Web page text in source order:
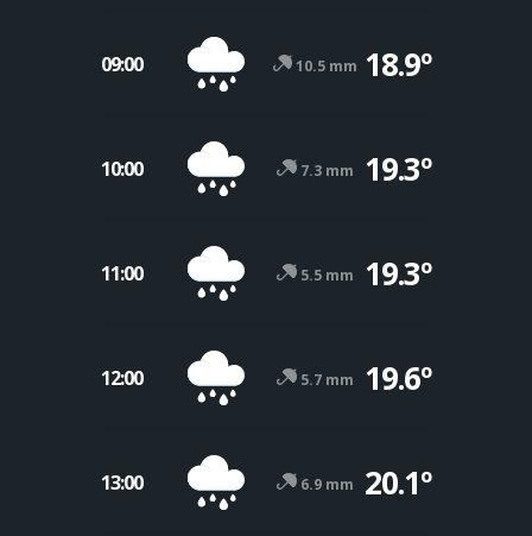
09:00 10.5 mm 18.9º
10:00 7.3 mm 19.3º
11:00 5.5 mm 19.3º
12:00 5.7 mm 19.6º
13:00 6.9 mm 20.1º